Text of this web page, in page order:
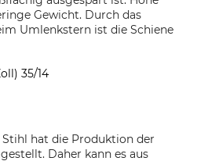
Gewicht. Durch das
Umlenkstern ist die Schiene
35/14
Stihl hat die Produktion der
Daher kann es aus